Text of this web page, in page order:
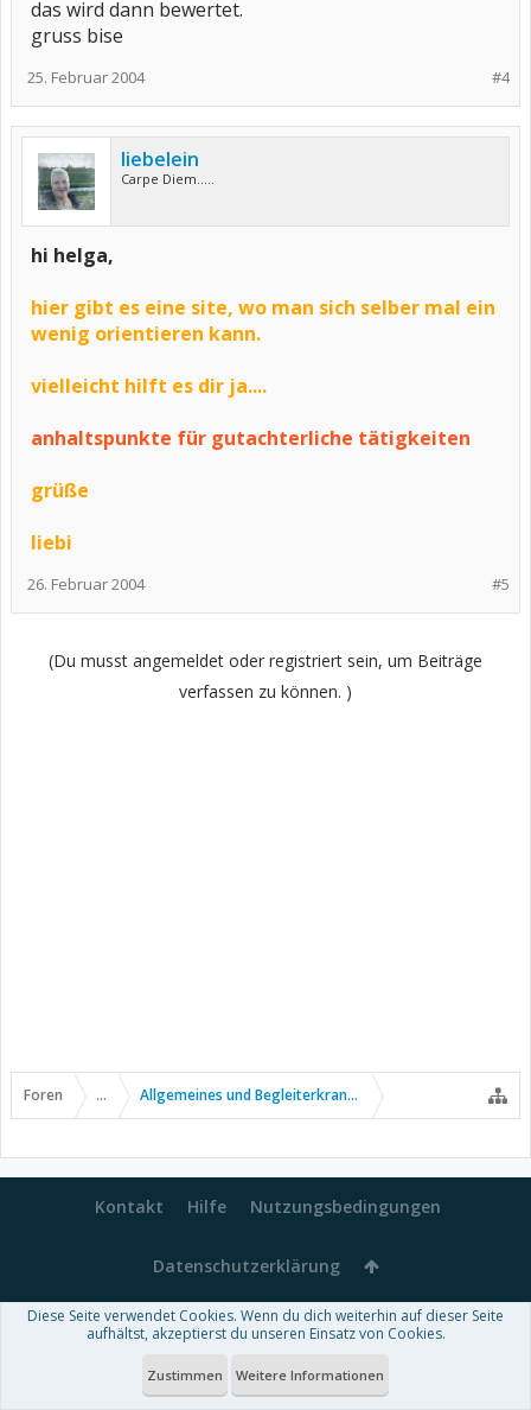
das wird dann bewertet.
gruss bise
#4
25. Februar 2004
liebelein
Carpe Diem.....
hi helga,
hier gibt es eine site, wo man sich selber mal ein
wenig orientieren kann.
vielleicht hilft es dir ja....
anhaltspunkte für gutachterliche tätigkeiten
grüße
liebi
#5
26. Februar 2004
(Du musst angemeldet oder registriert sein, um Beiträge
verfassen zu können. )
Foren ... Allgemeines und Begleiterkrankungen
Kontakt Hilfe Nutzungsbedingungen
Datenschutzerklärung
Forum software by XenForo™-Deutsch von xenDach
Theme designed byThemeHouse
Diese Seite verwendet Cookies. Wenn du dich weiterhin auf dieser Seite
aufhältst, akzeptierst du unseren Einsatz von Cookies.
Zustimmen Weitere Informationen